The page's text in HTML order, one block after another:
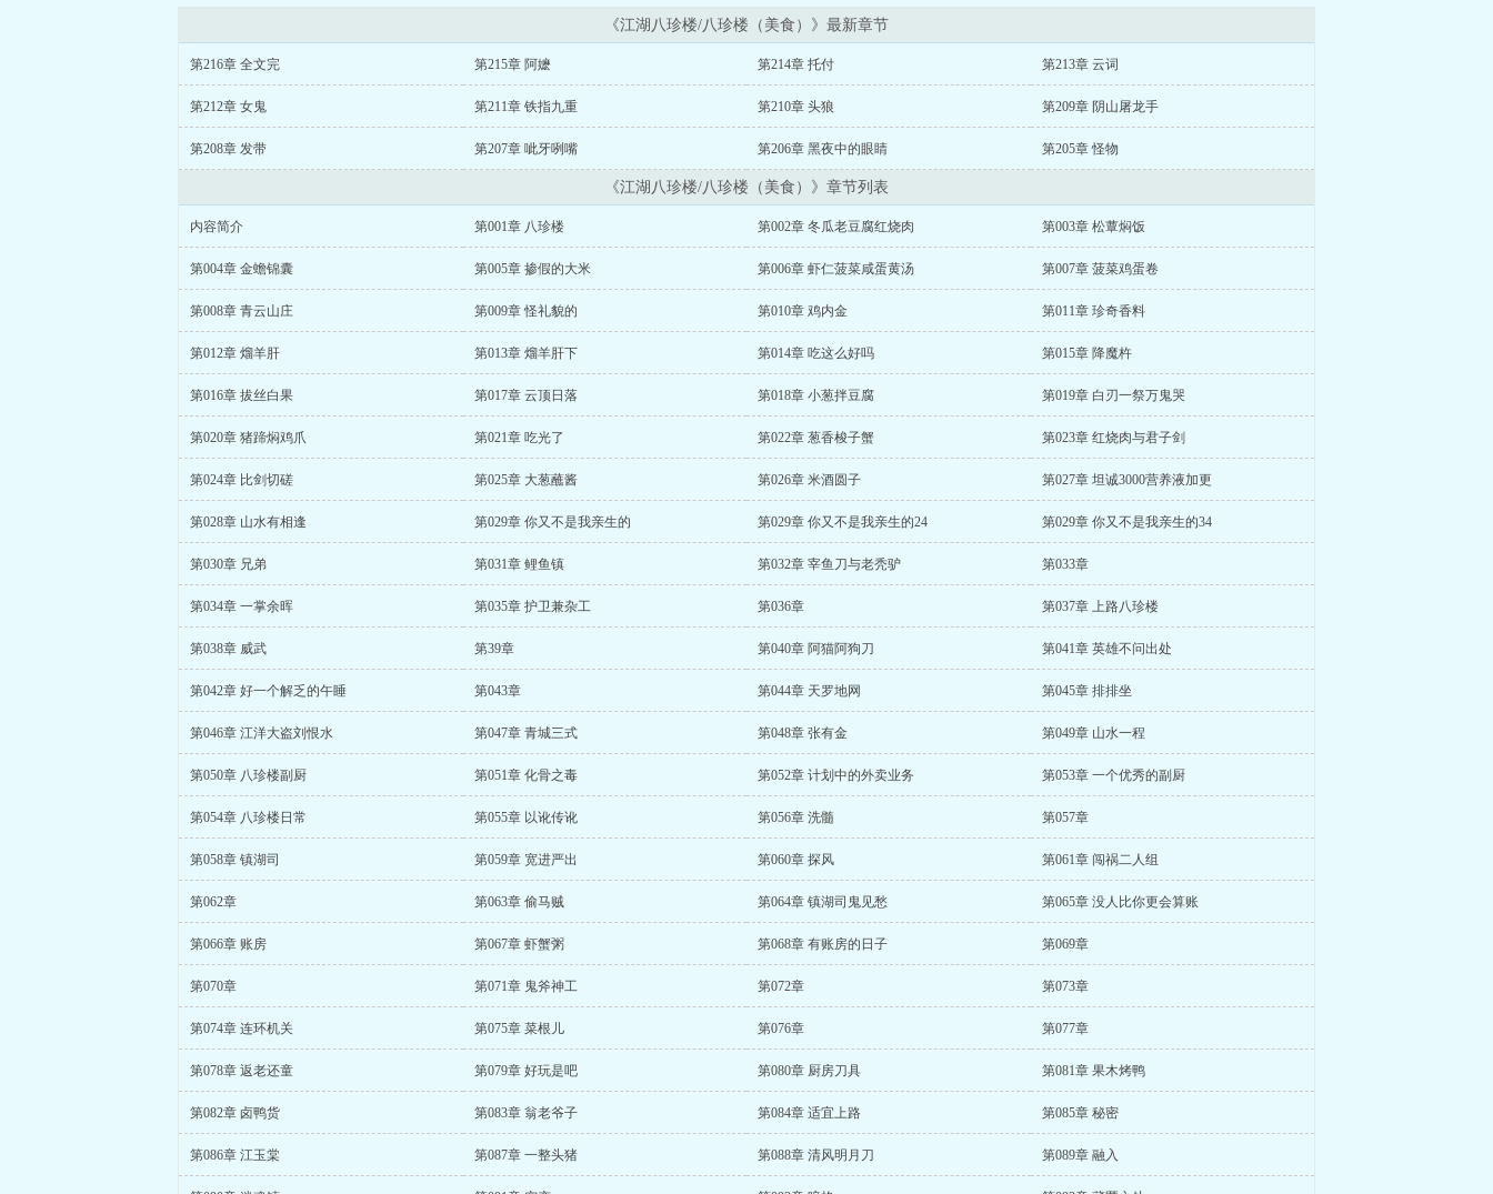
《江湖八珍楼/八珍楼（美食）》最新章节
第216章 全文完 第215章 阿嬷 第214章 托付 第213章 云词
第212章 女鬼 第211章 铁指九重 第210章 头狼 第209章 阴山屠龙手
第208章 发带 第207章 呲牙咧嘴 第206章 黑夜中的眼睛 第205章 怪物
《江湖八珍楼/八珍楼（美食）》章节列表
内容简介 第001章 八珍楼 第002章 冬瓜老豆腐红烧肉 第003章 松蕈焖饭
第004章 金蟾锦囊 第005章 掺假的大米 第006章 虾仁菠菜咸蛋黄汤 第007章 菠菜鸡蛋卷
第008章 青云山庄 第009章 怪礼貌的 第010章 鸡内金 第011章 珍奇香料
第012章 熘羊肝 第013章 熘羊肝下 第014章 吃这么好吗 第015章 降魔杵
第016章 拔丝白果 第017章 云顶日落 第018章 小葱拌豆腐 第019章 白刃一祭万鬼哭
第020章 猪蹄焖鸡爪 第021章 吃光了 第022章 葱香梭子蟹 第023章 红烧肉与君子剑
第024章 比剑切磋 第025章 大葱蘸酱 第026章 米酒圆子 第027章 坦诚3000营养液加更
第028章 山水有相逢 第029章 你又不是我亲生的 第029章 你又不是我亲生的24 第029章 你又不是我亲生的34
第030章 兄弟 第031章 鲤鱼镇 第032章 宰鱼刀与老秃驴 第033章
第034章 一掌余晖 第035章 护卫兼杂工 第036章 第037章 上路八珍楼
第038章 威武 第39章 第040章 阿猫阿狗刀 第041章 英雄不问出处
第042章 好一个解乏的午睡 第043章 第044章 天罗地网 第045章 排排坐
第046章 江洋大盗刘恨水 第047章 青城三式 第048章 张有金 第049章 山水一程
第050章 八珍楼副厨 第051章 化骨之毒 第052章 计划中的外卖业务 第053章 一个优秀的副厨
第054章 八珍楼日常 第055章 以讹传讹 第056章 洗髓 第057章
第058章 镇湖司 第059章 宽进严出 第060章 探风 第061章 闯祸二人组
第062章 第063章 偷马贼 第064章 镇湖司鬼见愁 第065章 没人比你更会算账
第066章 账房 第067章 虾蟹粥 第068章 有账房的日子 第069章
第070章 第071章 鬼斧神工 第072章 第073章
第074章 连环机关 第075章 菜根儿 第076章 第077章
第078章 返老还童 第079章 好玩是吧 第080章 厨房刀具 第081章 果木烤鸭
第082章 卤鸭货 第083章 翁老爷子 第084章 适宜上路 第085章 秘密
第086章 江玉棠 第087章 一整头猪 第088章 清风明月刀 第089章 融入